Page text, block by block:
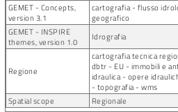
GEMET - Concepts,
version 3.1
cartografia - flusso
geografico
GEMET - INSPIRE
themes, version 1.0
Idrografia
Regione
cartografia tecnica
dbtr - EU - immobili e
idraulica - opere
- topografia - wms
Spatial scope
Regionale